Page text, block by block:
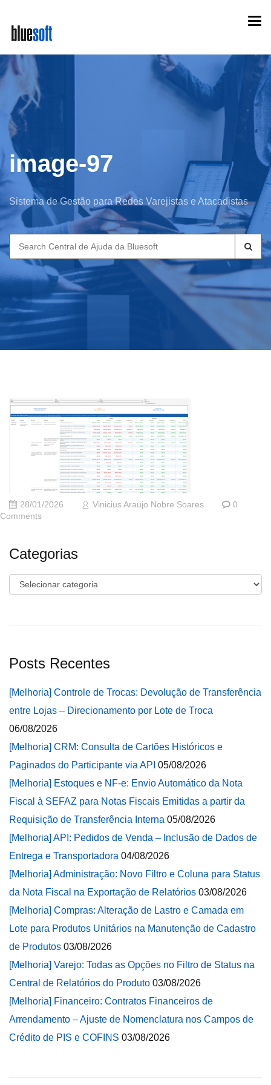
main
content
image-97
Sistema de Gestão para Redes Varejistas e Atacadistas
Search
for:
28/01/2026 Vinicius Araujo Nobre Soares
0
Comments
Categorias
Categorias
Posts Recentes
[Melhoria] Controle de Trocas: Devolução de Transferência
entre Lojas – Direcionamento por Lote de Troca
06/08/2026
[Melhoria] CRM: Consulta de Cartões Históricos e
Paginados do Participante via API 05/08/2026
[Melhoria] Estoques e NF-e: Envio Automático da Nota
Fiscal à SEFAZ para Notas Fiscais Emitidas a partir da
Requisição de Transferência Interna 05/08/2026
[Melhoria] API: Pedidos de Venda – Inclusão de Dados de
Entrega e Transportadora 04/08/2026
[Melhoria] Administração: Novo Filtro e Coluna para Status
da Nota Fiscal na Exportação de Relatórios 03/08/2026
[Melhoria] Compras: Alteração de Lastro e Camada em
Lote para Produtos Unitários na Manutenção de Cadastro
de Produtos 03/08/2026
[Melhoria] Varejo: Todas as Opções no Filtro de Status na
Central de Relatórios do Produto 03/08/2026
[Melhoria] Financeiro: Contratos Financeiros de
Arrendamento – Ajuste de Nomenclatura nos Campos de
Crédito de PIS e COFINS 03/08/2026